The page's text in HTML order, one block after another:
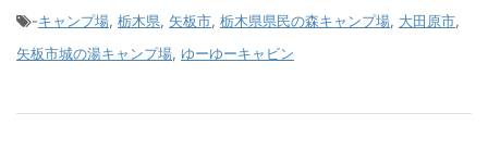
-キャンプ場, 栃木県, 矢板市, 栃木県県民の森キャンプ場, 大田原市,
矢板市城の湯キャンプ場, ゆーゆーキャビン